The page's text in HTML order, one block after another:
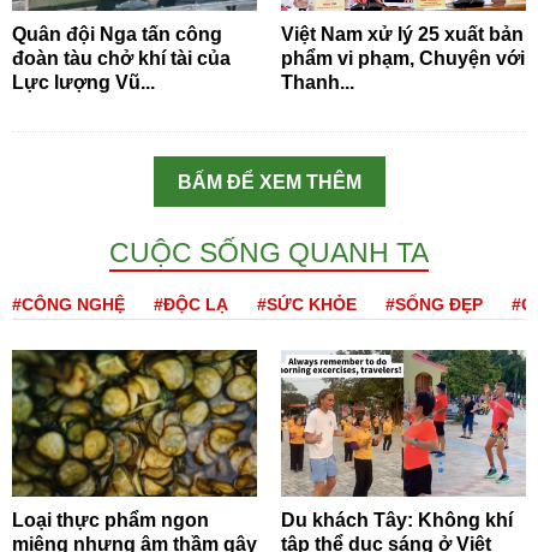
Quân đội Nga tấn công
đoàn tàu chở khí tài của
Lực lượng Vũ...
Việt Nam xử lý 25 xuất bản
phẩm vi phạm, Chuyện với
Thanh...
BẤM ĐỂ XEM THÊM
CUỘC SỐNG QUANH TA
#CÔNG NGHỆ #ĐỘC LẠ #SỨC KHỎE #SỐNG ĐẸP
Loại thực phẩm ngon
miệng nhưng âm thầm gây
Du khách Tây: Không khí
tập thể dục sáng ở Việt